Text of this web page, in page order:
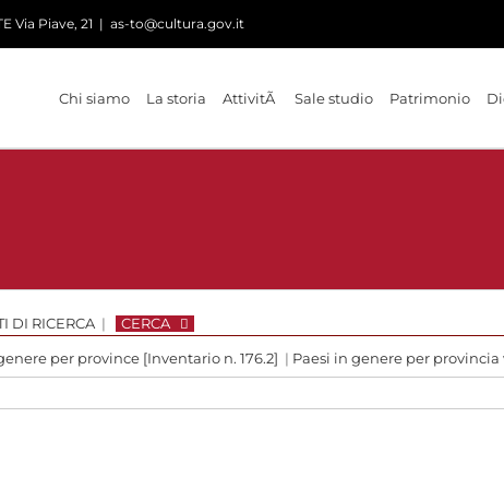
Via Piave, 21 | as-to@cultura.gov.it
Chi siamo La storia AttivitÃ Sale studio Patrimonio
DI RICERCA | CERCA
per province [Inventario n. 176.2] | Paesi in genere per provincia